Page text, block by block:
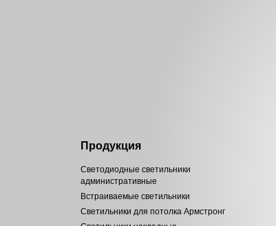
Продукция
Светодиодные светильники
административные
Встраиваемые светильники
Светильники для потолка Армстронг